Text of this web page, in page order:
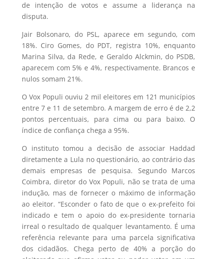
de intenção de votos e assume a liderança na
disputa.
Jair Bolsonaro, do PSL, aparece em segundo, com
18%. Ciro Gomes, do PDT, registra 10%, enquanto
Marina Silva, da Rede, e Geraldo Alckmin, do PSDB,
aparecem com 5% e 4%, respectivamente. Brancos e
nulos somam 21%.
O Vox Populi ouviu 2 mil eleitores em 121 municípios
entre 7 e 11 de setembro. A margem de erro é de 2,2
pontos percentuais, para cima ou para baixo. O
índice de confiança chega a 95%.
O instituto tomou a decisão de associar Haddad
diretamente a Lula no questionário, ao contrário das
demais empresas de pesquisa. Segundo Marcos
Coimbra, diretor do Vox Populi, não se trata de uma
indução, mas de fornecer o máximo de informação
ao eleitor. “Esconder o fato de que o ex-prefeito foi
indicado e tem o apoio do ex-presidente tornaria
irreal o resultado de qualquer levantamento. É uma
referência relevante para uma parcela significativa
dos cidadãos. Chega perto de 40% a porção do